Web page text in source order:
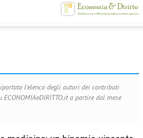
l'elenco degli autori dei contributi
a partire dal mese